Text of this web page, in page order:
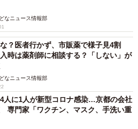
イルス感染症の対策として日本中
「アベノマスク」と呼ばれました。
ものを、収蔵品として博物館で保
。
ウイルス感染症のころの沖縄の世
ためです。このようなモノは大量
て大事にされずに短期間で姿を消
なニュース情報部
？医者行かず、市販薬で様子見4割
時は薬剤師に相談する？「しない」が
なニュース情報部
人に1人が新型コロナ感染…京都の会社
専門家「ワクチン、マスク、手洗い重